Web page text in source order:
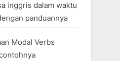
inggris dalam waktu
panduannya
Modal Verbs